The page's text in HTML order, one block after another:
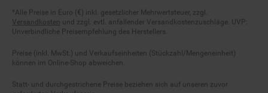
Fußnoten
Versandkosten und zzgl. evtl. anfallender Versandkostenzuschläge. UVP:
Unverbindliche Preisempfehlung des Herstellers.
können im Online-Shop abweichen.
geforderten Verkaufspreis.